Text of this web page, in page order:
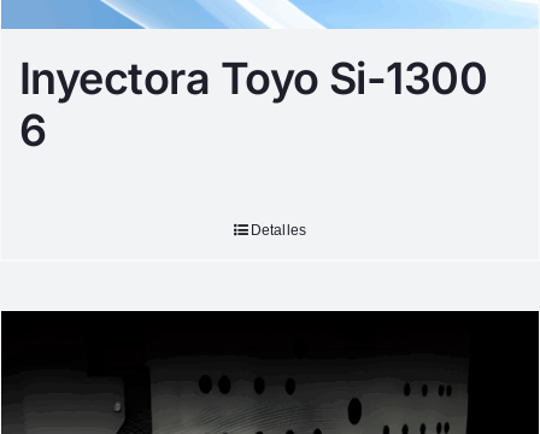
Inyectora Toyo Si-1300
6
Detalles